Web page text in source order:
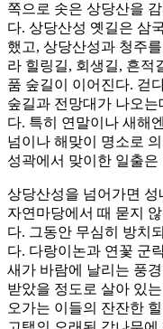
쪽으로 솟은 상당산을
다. 상당산성 옛길은 삼
했고, 상당산성과 청주
라 힐링길, 회생길, 흔적
품 숲길이 이어진다. 걷
숲길과 전망대가 나오
다. 특히 연말이나 새해
넘이나 해맞이 명소로
성곽에서 맞이한 일출
상당산성을 넘어가면 성
자연마당에서 때 묻지
다. 그동안 무심히 방치
다. 다랑이논과 연꽃 군
새가 바람에 날리는 풍
받았을 정도로 살아 있
오가는 이들의 잔잔한